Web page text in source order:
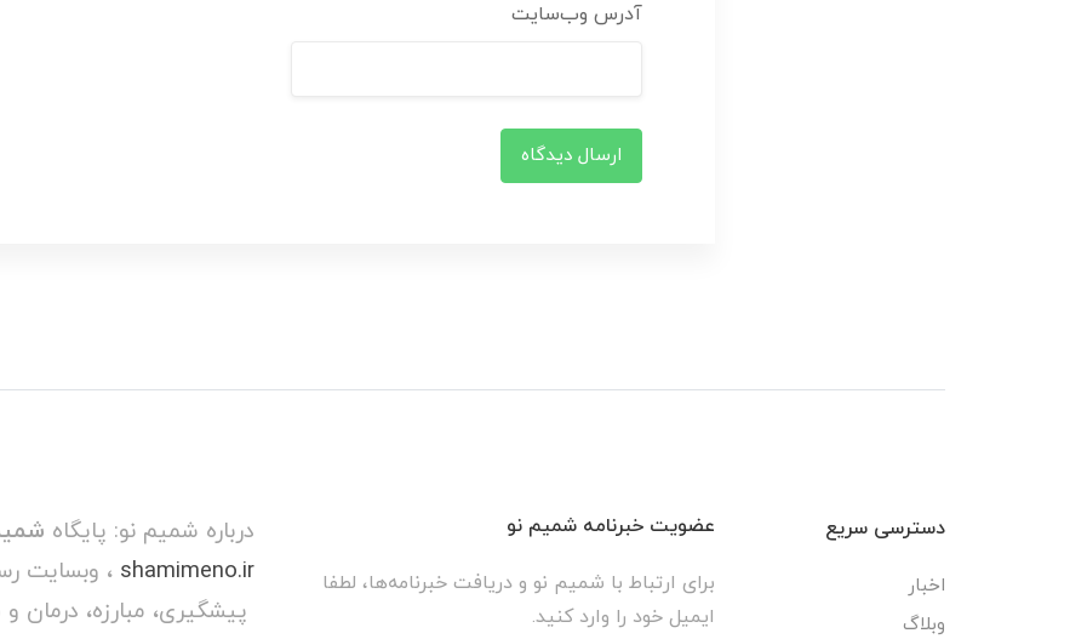
آدرس وب‌سایت
ارسال دیدگاه
دسترسی سریع
اخبار
وبلاگ
عضویت خبرنامه شمیم نو
برای ارتباط با شمیم نو و دریافت خبرنامه‌ها، لطفا
ایمیل خود را وارد کنید.
درباره شمیم نو: پایگاه
shamimeno.ir ، وبسایت
پیشگیری، مبارزه،